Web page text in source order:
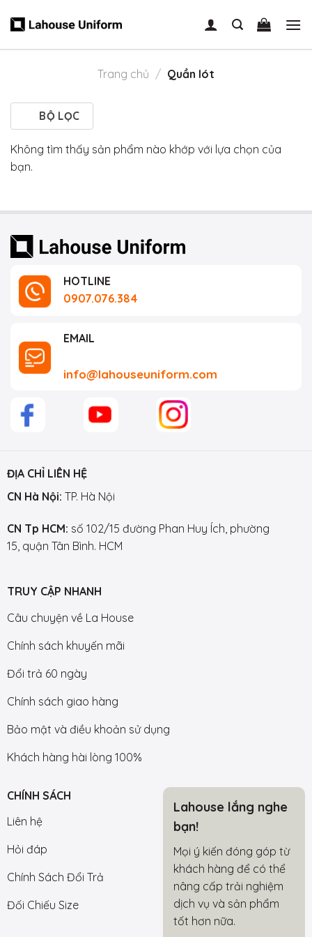
Trang chủ / Quần lót
BỘ LỌC
Không tìm thấy sản phẩm nào khớp với lựa chọn của
bạn.
HOTLINE
0907.076.384
EMAIL
info@lahouseuniform.com
ĐỊA CHỈ LIÊN HỆ
CN Hà Nội: TP. Hà Nội
CN Tp HCM: số 102/15 đường Phan Huy Ích, phường
15, quận Tân Bình. HCM
TRUY CẬP NHANH
Câu chuyện về La House
Chính sách khuyến mãi
Đổi trả 60 ngày
Chính sách giao hàng
Bảo mật và điều khoản sử dụng
Khách hàng hài lòng 100%
CHÍNH SÁCH
Liên hệ
Hỏi đáp
Chính Sách Đổi Trả
Đối Chiếu Size
Lahouse lắng nghe
bạn!
Mọi ý kiến đóng góp từ
khách hàng để có thể
nâng cấp trải nghiệm
dịch vụ và sản phẩm
tốt hơn nữa.